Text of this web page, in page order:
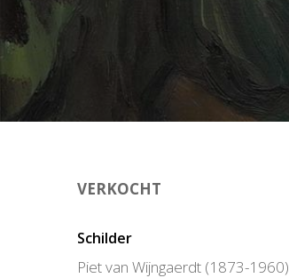
VERKOCHT
Schilder
Piet van Wijngaerdt (1873-1960)